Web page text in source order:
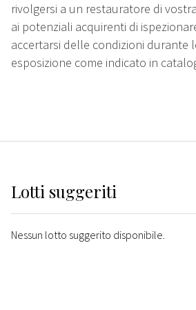
rivolgersi a un restauratore di
ai potenziali acquirenti di
accertarsi delle condizioni durante
esposizione come indicato in
Lotti suggeriti
Nessun lotto suggerito disponibile.